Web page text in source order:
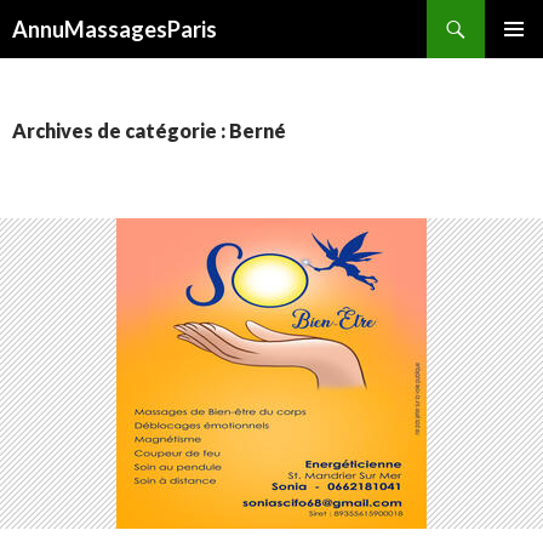
AnnuMassagesParis
Archives de catégorie : Berné